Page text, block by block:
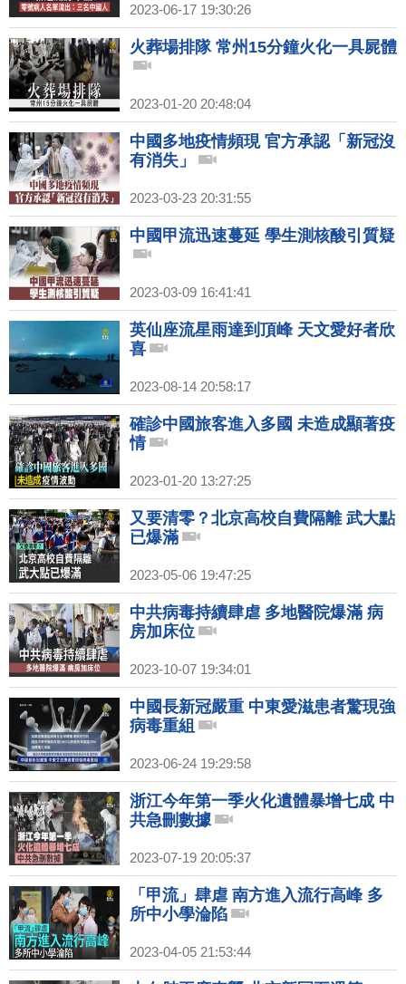
2023-06-17 19:30:26
火葬場排隊 常州15分鐘火化一具屍體
2023-01-20 20:48:04
中國多地疫情頻現 官方承認「新冠沒
有消失」
2023-03-23 20:31:55
中國甲流迅速蔓延 學生測核酸引質疑
2023-03-09 16:41:41
英仙座流星雨達到頂峰 天文愛好者欣
喜
2023-08-14 20:58:17
確診中國旅客進入多國 未造成顯著疫
情
2023-01-20 13:27:25
又要清零？北京高校自費隔離 武大點
已爆滿
2023-05-06 19:47:25
中共病毒持續肆虐 多地醫院爆滿 病
房加床位
2023-10-07 19:34:01
中國長新冠嚴重 中東愛滋患者驚現強
病毒重組
2023-06-24 19:29:58
浙江今年第一季火化遺體暴增七成 中
共急刪數據
2023-07-19 20:05:37
「甲流」肆虐 南方進入流行高峰 多
所中小學淪陷
2023-04-05 21:53:44